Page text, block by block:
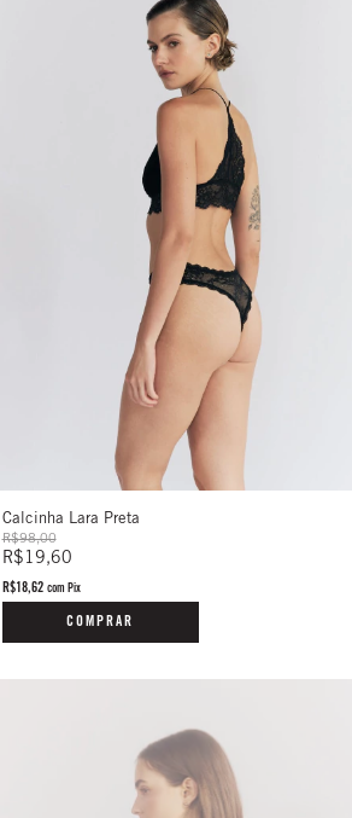
Calcinha Lara Preta
R$98,00
R$19,60
R$18,62 com Pix
COMPRAR